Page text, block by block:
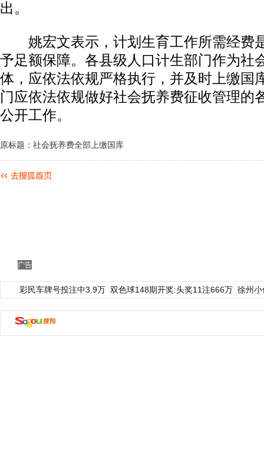
出。
姚宏文表示，计划生育工作所需经费
予足额保障。各县级人口计生部门作为社
体，应依法依规严格执行，并及时上缴国
门应依法依规做好社会抚养费征收管理的
公开工作。
原标题：社会抚养费全部上缴国库
广告
彩民车牌号投注中3.9万 双色球148期开奖:头奖11注666万 徐州